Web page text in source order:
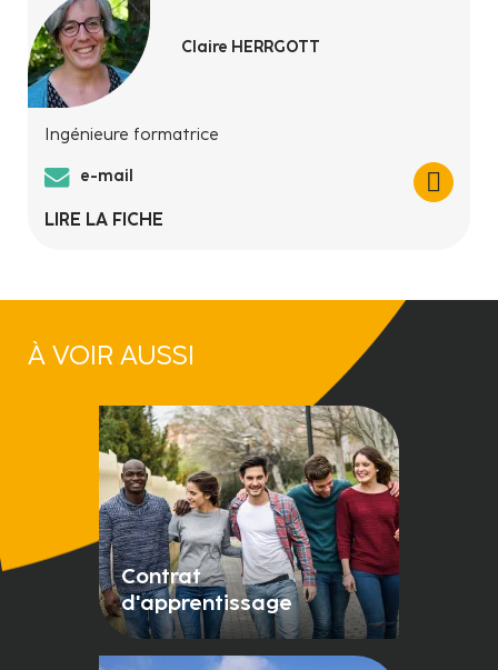
Claire HERRGOTT
Ingénieure formatrice
e-mail
LIRE LA FICHE
À VOIR AUSSI
Contrat
d'apprentissage